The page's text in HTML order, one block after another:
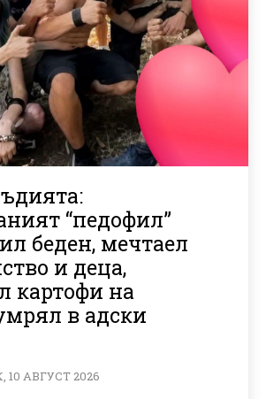
“педофил”
беден, мечтаел
и деца,
картофи на
в адски
АВГУСТ 2026